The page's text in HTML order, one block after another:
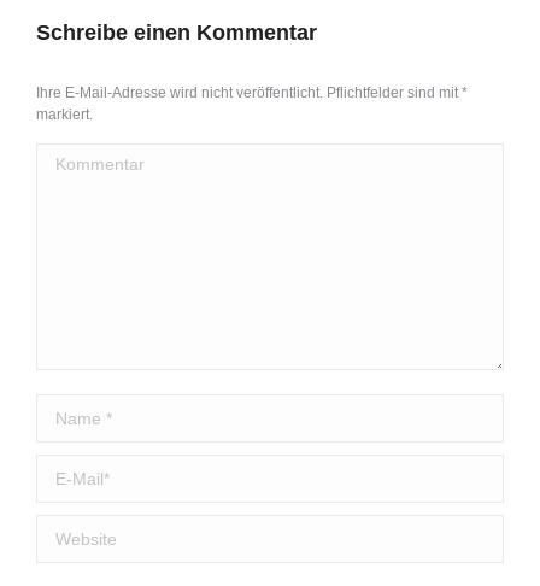
Schreibe einen Kommentar
Ihre E-Mail-Adresse wird nicht veröffentlicht. Pflichtfelder sind mit*
markiert.
Kommentar
Name *
E-Mail *
Website